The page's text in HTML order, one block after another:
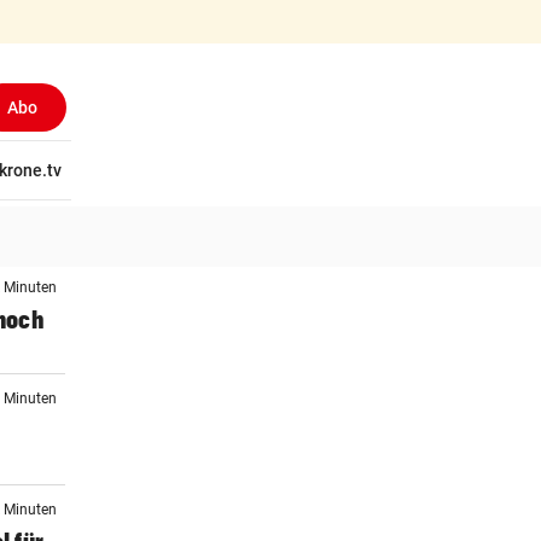
Abo
krone.tv
Minuten
Minuten
Minuten